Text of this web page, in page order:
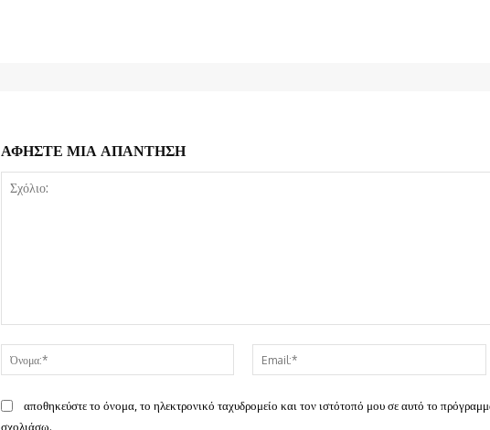
ΑΦΗΣΤΕ ΜΙΑ ΑΠΑΝΤΗΣΗ
Όνομα:*
αποθηκεύστε το όνομα, το ηλεκτρονικό ταχυδρομείο και τον ιστότοπό μου σε αυτό το
σχολιάσω.